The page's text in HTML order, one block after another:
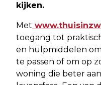
kijken.
Met
toegang tot
en hulpmiddelen
te passen of om op
woning die beter